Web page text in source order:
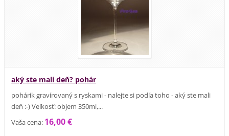
aký ste mali deň? pohár
pohárik gravírovaný s ryskami - nalejte si podľa toho - aký ste mali
deň :-) Veľkosť: objem 350ml,...
Vaša cena: 16,00 €